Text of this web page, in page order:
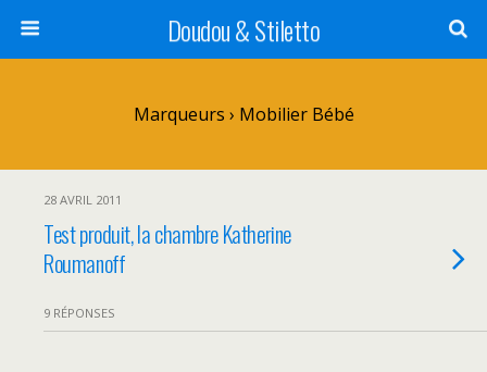
Doudou & Stiletto
Marqueurs › Mobilier Bébé
28 AVRIL 2011
Test produit, la chambre Katherine
Roumanoff
9 RÉPONSES